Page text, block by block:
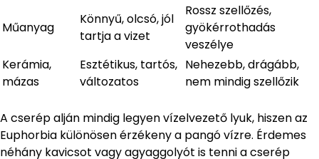
Műanyag
Könnyű, olcsó, jól
tartja a vizet
Rossz szellőzés,
gyökérrothadás
veszélye
Kerámia,
mázas
Esztétikus, tartós,
változatos
Nehezebb, drágább,
nem mindig szellőzik
A cserép alján mindig legyen vízelvezető lyuk, hiszen az
Euphorbia különösen érzékeny a pangó vízre. Érdemes
néhány kavicsot vagy agyaggolyót is tenni a cserép